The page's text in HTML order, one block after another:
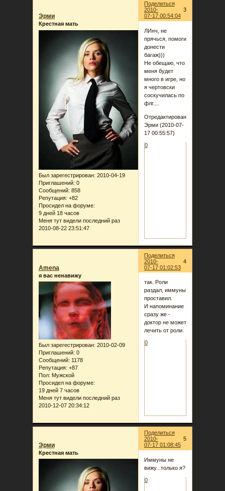
Поделиться
3
2010-
07-17 00:54:04
Эрми
Крестная мать
Был зарегестрирован: 2010-04-19
Приглашений: 0
Сообщений: 858
Репутация: +82
Просидел на форуме:
9 дней 18 часов
Меня тут видели последний раз
2010-08-22 23:51:47
ЛИнч, не
прячься, помоги
донести
багаж)))
Не обещаю, что
меня будет
много в игре, но
я чертовски
соскучилась по
флг....
Отредактировано
Эрми (2010-07-
17 00:55:57)
0
Поделиться
4
2010-
07-17 01:02:53
Amena
я вас ненавижу
Был зарегестрирован: 2010-02-09
Приглашений: 0
Сообщений: 1178
Репутация: +87
Пол: Мужской
Просидел на форуме:
19 дней 7 часов
Меня тут видели последний раз
2010-12-07 20:34:12
так. Роли
раздал, иммуны
проставил.
И напоминание
сразу же -
доктор не может
лечить от роли.
0
Поделиться
5
2010-
07-17 01:08:45
Эрми
Крестная мать
Иммуны не
вижу...только я?
0